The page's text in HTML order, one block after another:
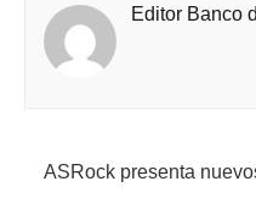
Editor Banco
ASRock presenta